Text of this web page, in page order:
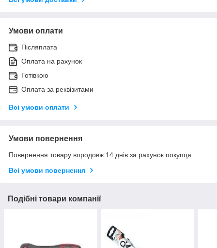
Умови оплати
Післяплата
Оплата на рахунок
Готівкою
Оплата за реквізитами
Всі умови оплати
Умови повернення
Повернення товару впродовж 14 днів за рахунок покупця
Всі умови повернення
Подібні товари компанії